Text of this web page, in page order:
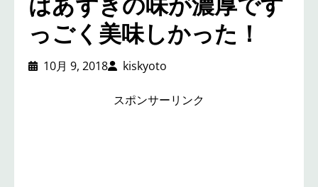
っごく美味しかった！
10月 9, 2018 kiskyoto
スポンサーリンク